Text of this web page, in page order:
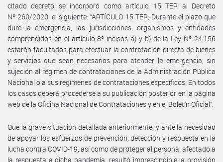
citado decreto se incorporó como artículo 15 TER al Decreto
Nº 260/2020, el siguiente: “ARTÍCULO 15 TER: Durante el plazo que
dure la emergencia, las jurisdicciones, organismos y entidades
comprendidos en el artículo 8º incisos a) y b) de la Ley Nº 24.156
estarán facultados para efectuar la contratación directa de bienes
y servicios que sean necesarios para atender la emergencia, sin
sujeción al régimen de contrataciones de la Administración Pública
Nacional o a sus regímenes de contrataciones específicos. En todos
los casos deberá procederse a su publicación posterior en la página
web de la Oficina Nacional de Contrataciones y en el Boletín Oficial”.
Que la grave situación detallada anteriormente, y ante la necesidad
de apoyar los esfuerzos de prevención, detección y respuesta en la
lucha contra COVID-19, así como de proteger al personal afectado a
la respuesta a dicha pandemia, resultó imprescindible la provisión